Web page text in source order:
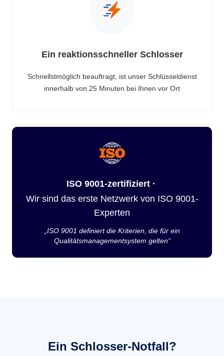
Ein reaktionsschneller Schlosser
Schnellstmöglich beauftragt, ist unser Schlüsseldienst
innerhalb von 25 Minuten bei Ihnen vor Ort
ISO 9001-zertifiziert ·
Wir sind das erste Netzwerk von ISO 9001-
Experten
„ISO 9001 definiert die Kriterien, die für ein
Qualitätsmanagementsystem gelten“
Ein Schlosser-Notfall?